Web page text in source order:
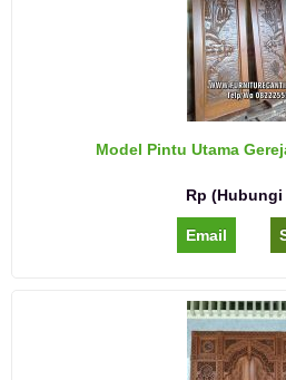
Model Pintu Utama
Rp (Hubungi
Email